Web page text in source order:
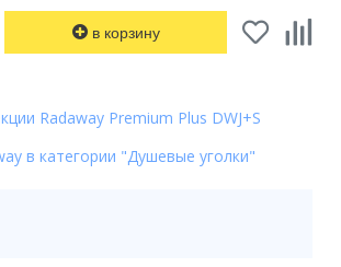
в корзину
Radaway Premium Plus DWJ+S
в категории "Душевые уголки"